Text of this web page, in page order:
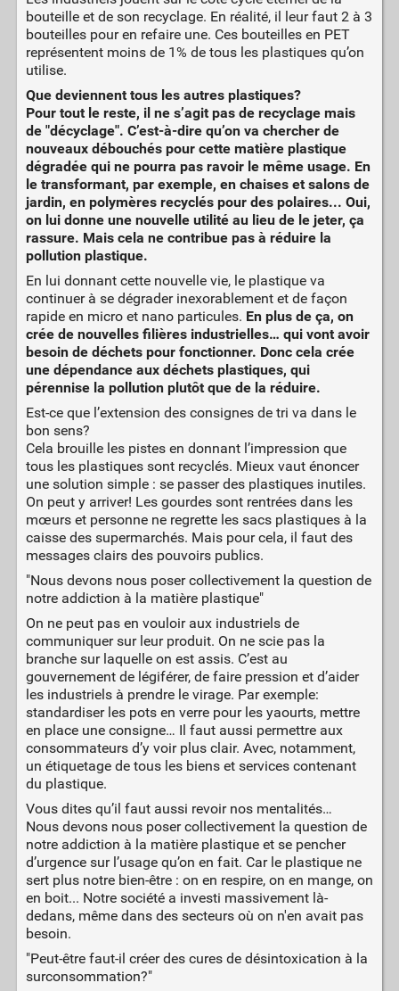
bouteille et de son recyclage. En réalité, il leur faut 2 à 3
bouteilles pour en refaire une. Ces bouteilles en PET
représentent moins de 1% de tous les plastiques qu’on
utilise.
Que deviennent tous les autres plastiques?
Pour tout le reste, il ne s’agit pas de recyclage mais
de "décyclage". C’est-à-dire qu’on va chercher de
nouveaux débouchés pour cette matière plastique
dégradée qui ne pourra pas ravoir le même usage. En
le transformant, par exemple, en chaises et salons de
jardin, en polymères recyclés pour des polaires... Oui,
on lui donne une nouvelle utilité au lieu de le jeter, ça
rassure. Mais cela ne contribue pas à réduire la
pollution plastique.
En lui donnant cette nouvelle vie, le plastique va
continuer à se dégrader inexorablement et de façon
rapide en micro et nano particules. En plus de ça, on
crée de nouvelles filières industrielles… qui vont avoir
besoin de déchets pour fonctionner. Donc cela crée
une dépendance aux déchets plastiques, qui
pérennise la pollution plutôt que de la réduire.
Est-ce que l’extension des consignes de tri va dans le
bon sens?
Cela brouille les pistes en donnant l’impression que
tous les plastiques sont recyclés. Mieux vaut énoncer
une solution simple : se passer des plastiques inutiles.
On peut y arriver! Les gourdes sont rentrées dans les
mœurs et personne ne regrette les sacs plastiques à la
caisse des supermarchés. Mais pour cela, il faut des
messages clairs des pouvoirs publics.
"Nous devons nous poser collectivement la question de
notre addiction à la matière plastique"
On ne peut pas en vouloir aux industriels de
communiquer sur leur produit. On ne scie pas la
branche sur laquelle on est assis. C’est au
gouvernement de légiférer, de faire pression et d’aider
les industriels à prendre le virage. Par exemple:
standardiser les pots en verre pour les yaourts, mettre
en place une consigne… Il faut aussi permettre aux
consommateurs d’y voir plus clair. Avec, notamment,
un étiquetage de tous les biens et services contenant
du plastique.
Vous dites qu’il faut aussi revoir nos mentalités…
Nous devons nous poser collectivement la question de
notre addiction à la matière plastique et se pencher
d’urgence sur l’usage qu’on en fait. Car le plastique ne
sert plus notre bien-être : on en respire, on en mange, on
en boit... Notre société a investi massivement là-
dedans, même dans des secteurs où on n'en avait pas
besoin.
"Peut-être faut-il créer des cures de désintoxication à la
surconsommation?"